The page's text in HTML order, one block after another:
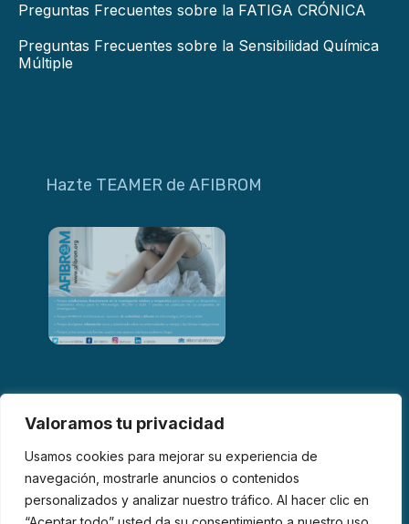
Valoramos tu privacidad
Usamos cookies para mejorar su experiencia de
navegación, mostrarle anuncios o contenidos
personalizados y analizar nuestro tráfico. Al hacer clic en
Preguntas Frecuentes sobre la FATIGA CRÓNICA
Preguntas Frecuentes sobre la Sensibilidad Química
Múltiple
Hazte TEAMER de AFIBROM
© 2026 AFIBROM. Todos los derechos reservados.